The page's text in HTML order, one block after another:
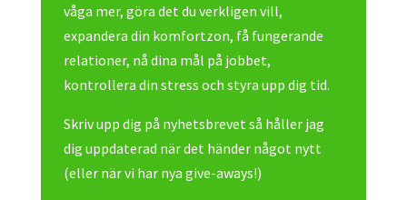
våga mer, göra det du verkligen vill,
expandera din komfortzon, få fungerande
relationer, nå dina mål på jobbet,
kontrollera din stress och styra upp dig tid.
Skriv upp dig på nyhetsbrevet så håller jag
dig uppdaterad när det händer något nytt
(eller när vi har nya give-aways!)